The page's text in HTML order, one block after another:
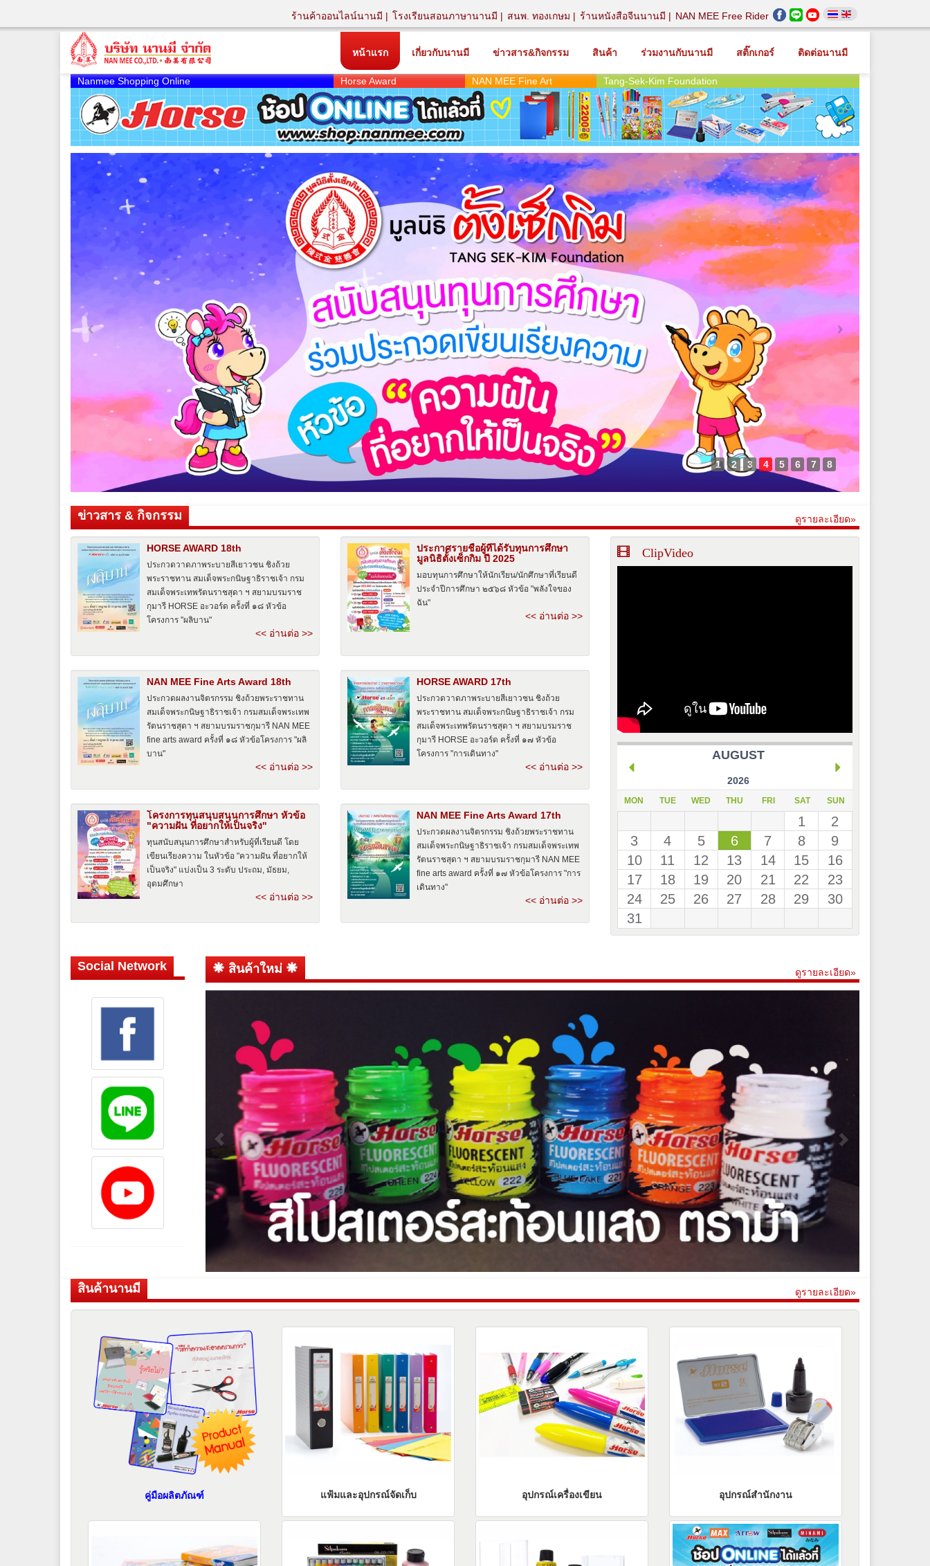
ร้านค้าออนไลน์นานมี โรงเรียนสอนภาษานานมี สนพ. ทองเกษม ร้านหนังสือจีนนานมี NAN MEE Free Rider
หน้าแรก เกี่ยวกับนานมี ข่าวสาร&กิจกรรม สินค้า ร่วมงานกับนานมี สติ๊กเกอร์ ติดต่อนานมี
Nanmee Shopping Online Horse Award NAN MEE Fine Art Tang-Sek-Kim Foundation
1 2 3 4 5 6 7 8
ข่าวสาร & กิจกรรม ดูรายละเอียด»
HORSE AWARD 18th
ประกวดวาดภาพระบายสีเยาวชน ชิงถ้วย
พระราชทาน สมเด็จพระกนิษฐาธิราชเจ้า กรม
สมเด็จพระเทพรัตนราชสุดา ฯ สยามบรมราช
กุมารี HORSE อะวอร์ด ครั้งที่ ๑๘ หัวข้อ
โครงการ "ผลิบาน"
<< อ่านต่อ >>
NAN MEE Fine Arts Award 18th
ประกวดผลงานจิตรกรรม ชิงถ้วยพระราชทาน
สมเด็จพระกนิษฐาธิราชเจ้า กรมสมเด็จพระเทพ
รัตนราชสุดา ฯ สยามบรมราชกุมารี NAN MEE
fine arts award ครั้งที่ ๑๘ หัวข้อโครงการ "ผลิ
บาน"
<< อ่านต่อ >>
โครงการทุนสนุบสนุนการศึกษา หัวข้อ
"ความฝัน ที่อยากให้เป็นจริง"
ทุนสนับสนุนการศึกษาสำหรับผู้ที่เรียนดี โดย
เขียนเรียงความ ในหัวข้อ "ความฝัน ที่อยากให้
เป็นจริง" แบ่งเป็น 3 ระดับ ประถม, มัธยม,
อุดมศึกษา
<< อ่านต่อ >>
ประกาศรายชื่อผู้ที่ได้รับทุนการศึกษา
มูลนิธิตั้งเซ็กกิม ปี 2025
มอบทุนการศึกษาให้นักเรียน/นักศึกษาที่เรียนดี
ประจำปีการศึกษา ๒๕๖๘ หัวข้อ "พลังใจของ
ฉัน"
<< อ่านต่อ >>
HORSE AWARD 17th
ประกวดวาดภาพระบายสีเยาวชน ชิงถ้วย
พระราชทาน สมเด็จพระกนิษฐาธิราชเจ้า กรม
สมเด็จพระเทพรัตนราชสุดา ฯ สยามบรมราช
กุมารี HORSE อะวอร์ด ครั้งที่ ๑๗ หัวข้อ
โครงการ "การเดินทาง"
<< อ่านต่อ >>
NAN MEE Fine Arts Award 17th
ประกวดผลงานจิตรกรรม ชิงถ้วยพระราชทาน
สมเด็จพระกนิษฐาธิราชเจ้า กรมสมเด็จพระเทพ
รัตนราชสุดา ฯ สยามบรมราชกุมารี NAN MEE
fine arts award ครั้งที่ ๑๗ หัวข้อโครงการ "การ
เดินทาง"
<< อ่านต่อ >>
ClipVideo
AUGUST
2026
MON TUE WED THU FRI SAT SUN
1
2
3
4 5 6 7 8
9
10
11 12 13 14 15
16
17
18 19 20 21 22
23
24
25 26 27 28 29
30
31
Social Network สินค้าใหม่ ดูรายละเอียด»
สินค้านานมี ดูรายละเอียด»
คู่มือผลิตภัณฑ์ แฟ้มและอุปกรณ์จัดเก็บ อุปกรณ์เครื่องเขียน อุปกรณ์สำนักงาน